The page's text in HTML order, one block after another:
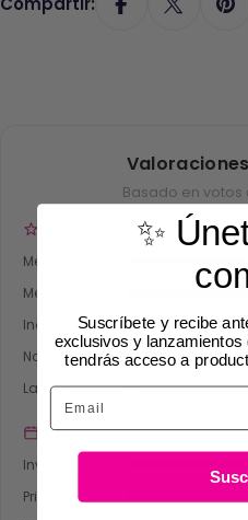
Basado en
Me encanta
Me gusta
Indiferente
No me gusta
La odio
CUÁNDO USARLO
Invierno
Primavera
✨
Suscríbete y recibe
exclusivos y
tendrás acceso a
Email